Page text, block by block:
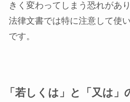
きく変わってしまう恐れがあ
法律文書では特に注意して使
です。
「若しくは」と「又は」